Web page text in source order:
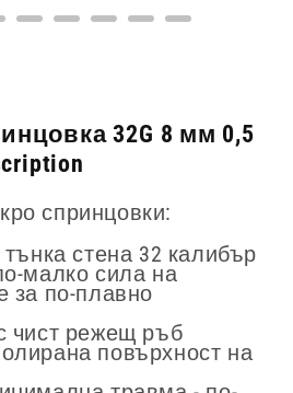
32G 8 мм 0,5
спринцовки:
стена 32 калибър
малко сила на
за по-плавно
чист режещ ръб
повърхност на